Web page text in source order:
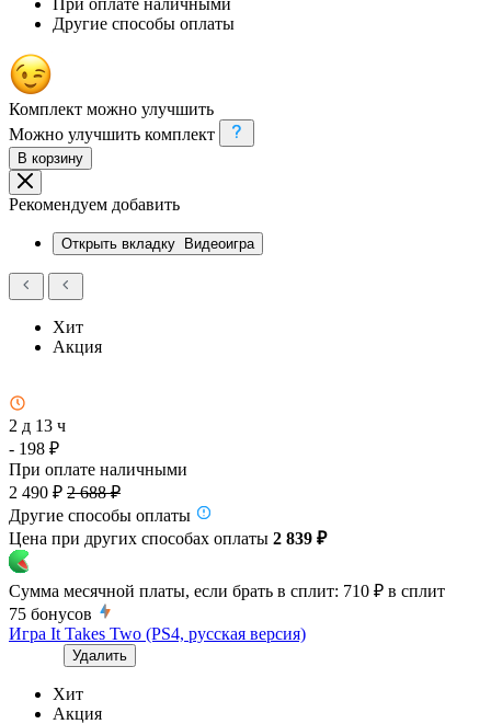
Другие способы оплаты
Комплект можно улучшить
Можно улучшить комплект
В корзину
Рекомендуем добавить
Открыть вкладку Видеоигра
Хит
Акция
2 д 13 ч
- 198 ₽
При оплате наличными
2 490 ₽ 2 688 ₽
Другие способы оплаты
Цена при других способах оплаты 2 839 ₽
Сумма месячной платы, если брать в сплит: 710 ₽ в сплит
75 бонусов
Игра It Takes Two (PS4, русская версия)
Удалить
Хит
Акция